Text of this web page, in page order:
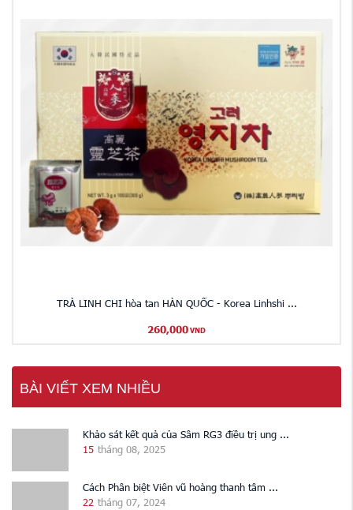
TRÀ LINH CHI hòa tan HÀN QUỐC - Korea Linhshi ...
260,000 VND
BÀI VIẾT XEM NHIỀU
Khảo sát kết quả của Sâm RG3 điều trị ung ...
15 tháng 08, 2025
Cách Phân biệt Viên vũ hoàng thanh tâm ...
22 tháng 07, 2024